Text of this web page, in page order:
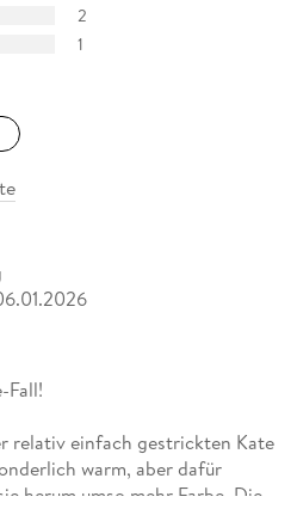
2
1
Fall!
relativ einfach gestrickten Kate
warm, aber dafür
herum umso mehr Farbe. Die